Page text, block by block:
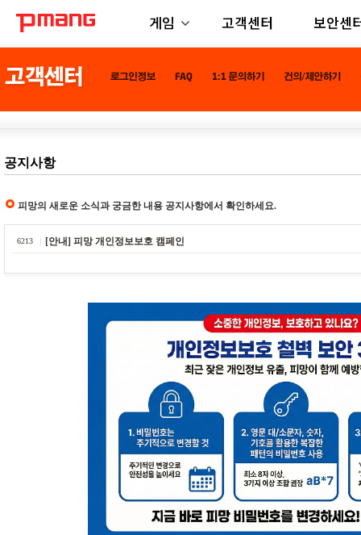
게임 고객센터 보안센
공지사항
피망의 새로운 소식과 궁금한 내용 공지사항에서 확인하세요.
6213 [안내] 피망 개인정보보호 캠페인